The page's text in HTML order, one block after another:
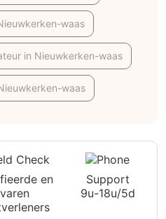
waas
in Nieuwkerken-waas
waas
en
Support
9u-18u/5d